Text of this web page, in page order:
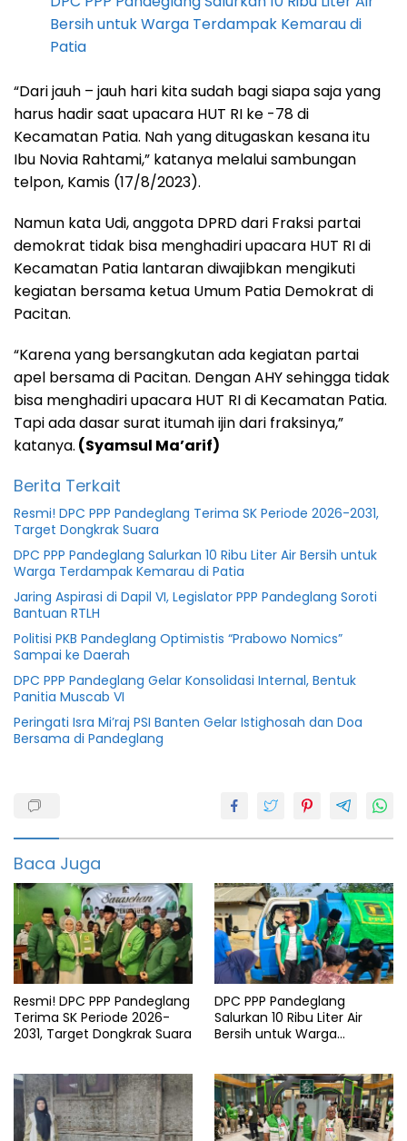
Bersih untuk Warga Terdampak Kemarau di
Patia
“Dari jauh – jauh hari kita sudah bagi siapa saja yang
harus hadir saat upacara HUT RI ke -78 di
Kecamatan Patia. Nah yang ditugaskan kesana itu
Ibu Novia Rahtami,” katanya melalui sambungan
telpon, Kamis (17/8/2023).
Namun kata Udi, anggota DPRD dari Fraksi partai
demokrat tidak bisa menghadiri upacara HUT RI di
Kecamatan Patia lantaran diwajibkan mengikuti
kegiatan bersama ketua Umum Patia Demokrat di
Pacitan.
“Karena yang bersangkutan ada kegiatan partai
apel bersama di Pacitan. Dengan AHY sehingga tidak
bisa menghadiri upacara HUT RI di Kecamatan Patia.
Tapi ada dasar surat itumah ijin dari fraksinya,”
katanya. (Syamsul Ma’arif)
Berita Terkait
Resmi! DPC PPP Pandeglang Terima SK Periode 2026-2031,
Target Dongkrak Suara
DPC PPP Pandeglang Salurkan 10 Ribu Liter Air Bersih untuk
Warga Terdampak Kemarau di Patia
Jaring Aspirasi di Dapil VI, Legislator PPP Pandeglang Soroti
Bantuan RTLH
Politisi PKB Pandeglang Optimistis “Prabowo Nomics”
Sampai ke Daerah
DPC PPP Pandeglang Gelar Konsolidasi Internal, Bentuk
Panitia Muscab VI
Peringati Isra Mi’raj PSI Banten Gelar Istighosah dan Doa
Bersama di Pandeglang
pandeglang
Hut
Pandeglang
Patia
Baca Juga
Resmi! DPC PPP Pandeglang
Terima SK Periode 2026-
2031, Target Dongkrak Suara
DPC PPP Pandeglang
Salurkan 10 Ribu Liter Air
Bersih untuk Warga